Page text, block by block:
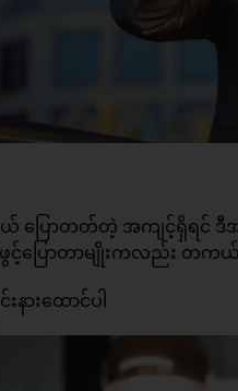
ပြောတတ်တဲ့ အကျင့်ရှိရင် ဒီအ
ဖွင့်ပြောတာမျိုးကလည်း တ
နားထောင်ပါ